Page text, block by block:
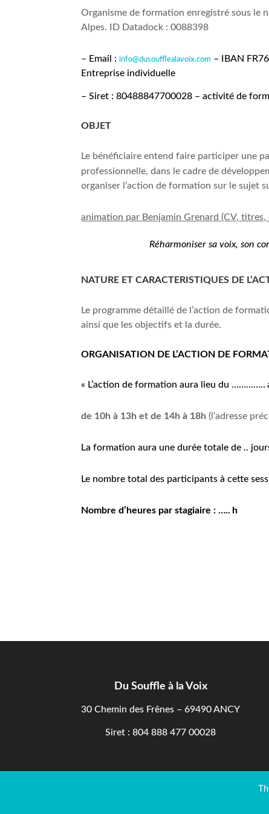
Organisme de formation enregistré sous le
Alpes. ID Datadock : 0088398
– Email :info@dusoufflealavoix.com – IBAN
Entreprise individuelle
– Siret : 80488847700028 –activité de
OBJET
Le bénéficiaire entend faire participer une
professionnelle, dans le cadre de
organiser l’action de formation sur le sujet
animation par Benjamin Grenard (CV,
Réharmoniser sa voix,son
NATURE ET CARACTERISTIQUES DE
Le programme détaillé de l’action de
ainsi que les objectifs et la durée.
ORGANISATION DE L’ACTION DE
« L’action de formation aura lieu du …………..
de 10hà 13h et de 14h à 18h (l’adresse
La formation aura une durée totale de ..
Le nombre total des participants à cette
Nombre d’heures par stagiaire :….. h
Du Souffle à la Voix
30 Chemin des Frênes – 69490 ANCY
Siret : 804 888 477 00028